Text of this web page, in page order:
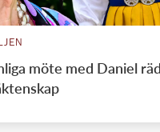
möte med Daniel